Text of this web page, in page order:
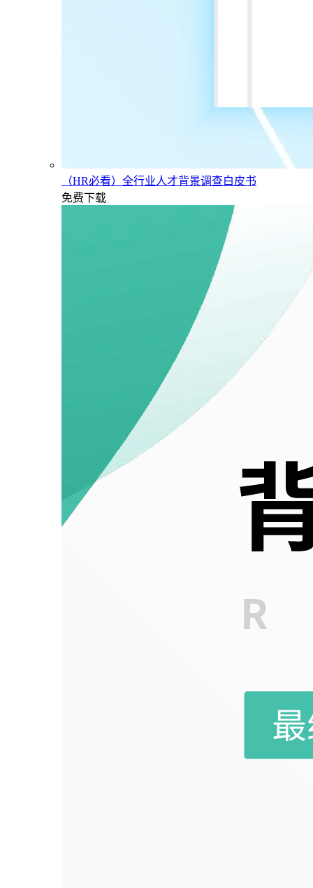
（HR必看）全行业人才背景调查白皮书
免费下载